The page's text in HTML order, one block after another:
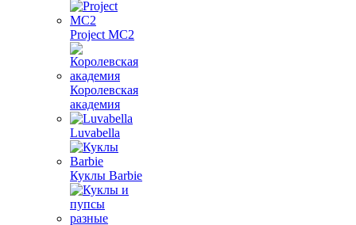
Project MС2
Королевская
академия
Luvabella
Куклы Barbie